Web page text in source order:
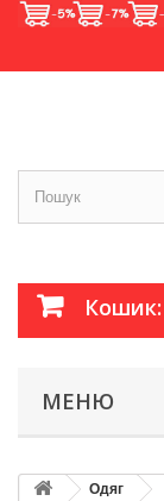
Кошик:
МЕНЮ
Одяг